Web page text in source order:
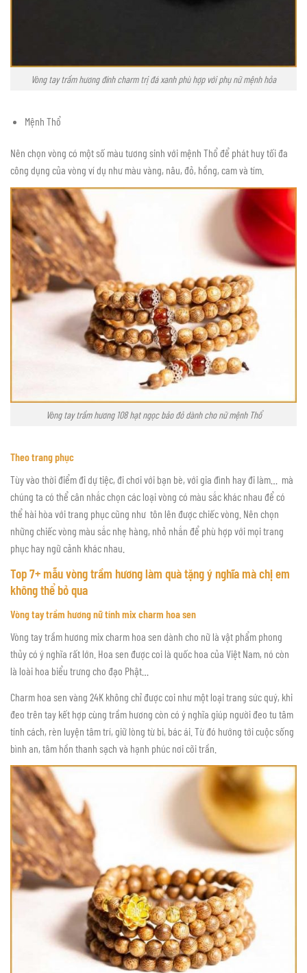
Vòng tay trầm hương đính charm trị đá xanh phù hợp với phụ nữ mệnh hỏa
Mệnh Thổ
Nên chọn vòng có một số màu tương sinh với mệnh Thổ để phát huy tối đa
công dụng của vòng ví dụ như màu vàng, nâu, đỏ, hồng, cam và tím.
Vòng tay trầm hương 108 hạt ngọc bảo đỏ dành cho nữ mệnh Thổ
Theo trang phục
Tùy vào thời điểm đi dự tiệc, đi chơi với bạn bè, với gia đình hay đi làm… mà
chúng ta có thể cân nhắc chọn các loại vòng có màu sắc khác nhau để có
thể hài hòa với trang phục cũng như tôn lên được chiếc vòng. Nên chọn
những chiếc vòng màu sắc nhẹ hàng, nhỏ nhắn để phù hợp với mọi trang
phục hay ngữ cảnh khác nhau.
Top 7+ mẫu vòng trầm hương làm quà tặng ý nghĩa mà chị em
không thể bỏ qua
Vòng tay trầm hương nữ tính mix charm hoa sen
Vòng tay trầm hương mix charm hoa sen dành cho nữ là vật phẩm phong
thủy có ý nghĩa rất lớn. Hoa sen được coi là quốc hoa của Việt Nam, nó còn
là loài hoa biểu trưng cho đạo Phật…
Charm hoa sen vàng 24K không chỉ được coi như một loại trang sức quý, khi
đeo trên tay kết hợp cùng trầm hương còn có ý nghĩa giúp người đeo tu tâm
tính cách, rèn luyện tâm trí, giữ lòng từ bi, bác ái. Từ đó hướng tới cuộc sống
bình an, tâm hồn thanh sạch và hạnh phúc nơi cõi trần.